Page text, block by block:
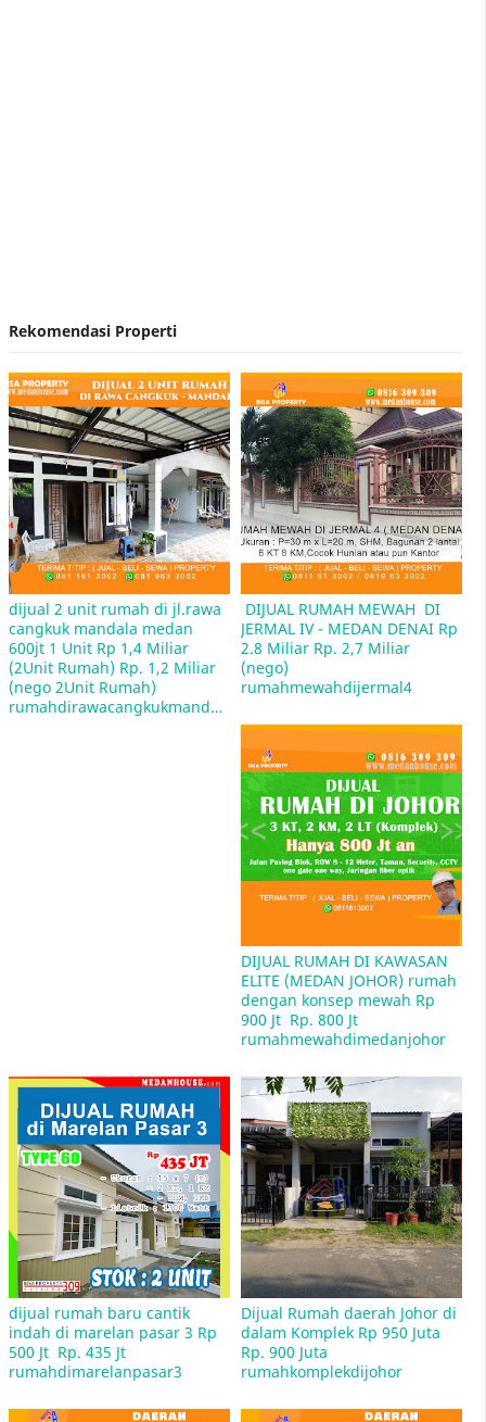
Contoh Surat Penawaran Harga Rumah
Lelang Rumah Bank BRI Medan
Jual Rumah Sitaan Bank di Medan
Mulan Jameela Pasang Iklan Jual Rumah
penawaran Rp 2,5 miliar, yang terletak di
kawasan Sektor 9 Bintaro, Tangerang Selatan
Rumah DP 1 Juta Cicilan 800 Rb Bagaimana
HATI-HATI, Jika anda Pemilik Tanah/Rumah Anda
Harus Perhatikan Hal ini.
4 Sertifikat Tanah Keluarga Nirina Zubir di Blokir
Rekomendasi Properti
dijual 2 unit rumah di jl.rawa
cangkuk mandala medan
600jt 1 Unit Rp 1,4 Miliar
(2Unit Rumah) Rp. 1,2 Miliar
(nego 2Unit Rumah)
rumahdirawacangkukmandala
JERMAL IV - MEDAN DENAI Rp
2.8 Miliar Rp. 2,7 Miliar
(nego)
rumahmewahdijermal4
DIJUAL RUMAH DI KAWASAN
ELITE (MEDAN JOHOR) rumah
dengan konsep mewah Rp
900 Jt  Rp. 800 Jt
rumahmewahdimedanjohor
dijual rumah baru cantik
indah di marelan pasar 3 Rp
500 Jt  Rp. 435 Jt
rumahdimarelanpasar3
Dijual Rumah daerah Johor di
dalam Komplek Rp 950 Juta
Rp. 900 Juta
rumahkomplekdijohor